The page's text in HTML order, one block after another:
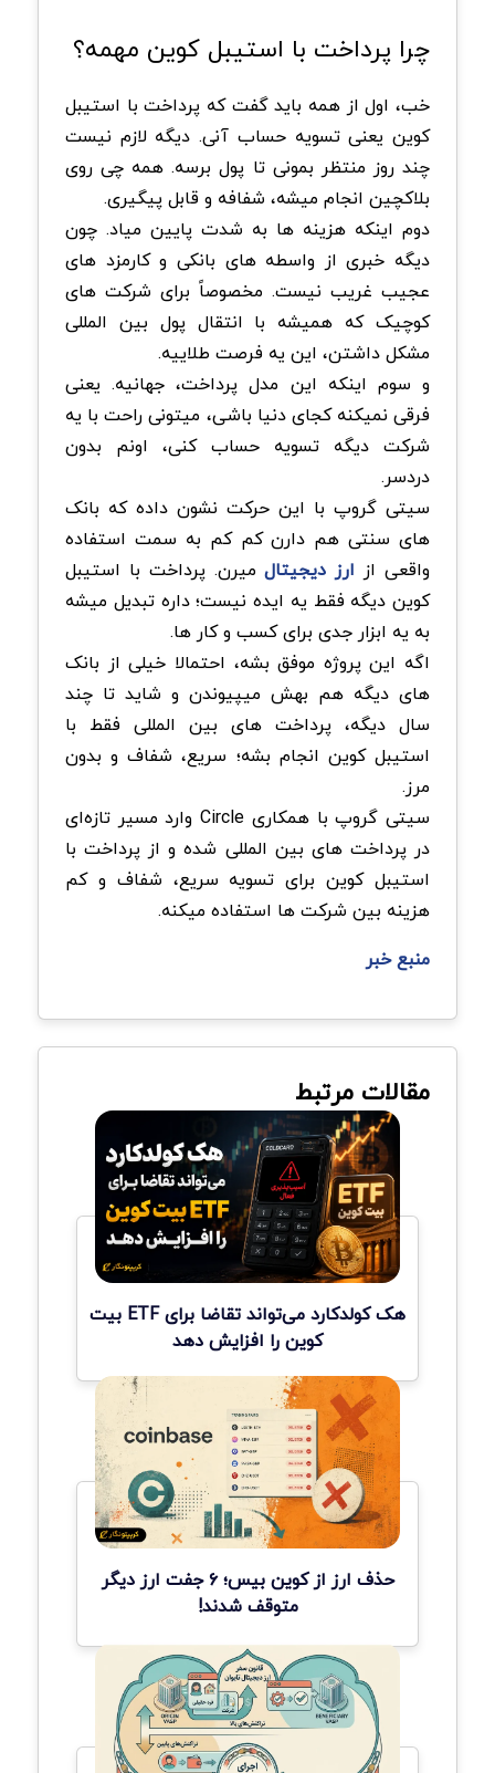
چرا پرداخت با استیبل کوین مهمه؟
خب، اول از همه باید گفت که پرداخت با استیبل
کوین یعنی تسویه حساب آنی. دیگه لازم نیست
چند روز منتظر بمونی تا پول برسه. همه چی روی
بلاکچین انجام میشه، شفافه و قابل پیگیری.
دوم اینکه هزینه ها به شدت پایین میاد. چون
دیگه خبری از واسطه های بانکی و کارمزد های
عجیب غریب نیست. مخصوصاً برای شرکت های
کوچیک که همیشه با انتقال پول بین المللی
مشکل داشتن، این یه فرصت طلاییه.
و سوم اینکه این مدل پرداخت، جهانیه. یعنی
فرقی نمیکنه کجای دنیا باشی، میتونی راحت با یه
شرکت دیگه تسویه حساب کنی، اونم بدون
دردسر.
سیتی گروپ با این حرکت نشون داده که بانک
های سنتی هم دارن کم کم به سمت استفاده
واقعی از ارز دیجیتالمیرن. پرداخت با استیبل
کوین دیگه فقط یه ایده نیست؛ داره تبدیل میشه
به یه ابزار جدی برای کسب و کار ها.
اگه این پروژه موفق بشه، احتمالا خیلی از بانک
های دیگه هم بهش میپیوندن و شاید تا چند
سال دیگه، پرداخت های بین المللی فقط با
استیبل کوین انجام بشه؛ سریع، شفاف و بدون
مرز.
سیتی گروپ با همکاری Circle وارد مسیر تازه‌ای
در پرداخت های بین المللی شده و از پرداخت با
استیبل کوین برای تسویه سریع، شفاف و کم
هزینه بین شرکت ها استفاده میکنه.
منبع خبر
مقالات مرتبط
هک کولدکارد می‌تواند تقاضا برای ETF بیت
کوین را افزایش دهد
حذف ارز از کوین بیس؛ ۶ جفت ارز دیگر
متوقف شدند!